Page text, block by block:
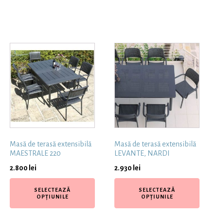
Masă de terasă extensibilă
MAESTRALE 220
2.800 lei
SELECTEAZĂ
OPȚIUNILE
Masă de terasă extensibilă
LEVANTE, NARDI
2.930 lei
SELECTEAZĂ
OPȚIUNILE